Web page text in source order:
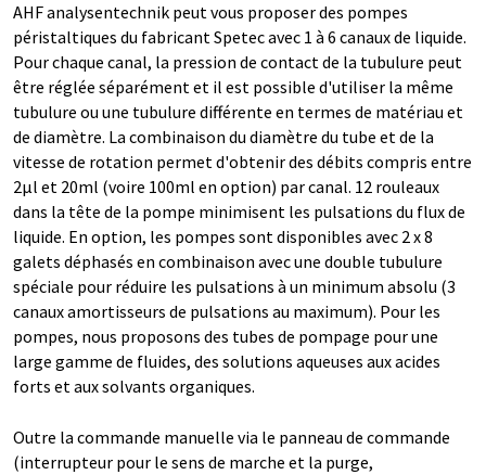
AHF analysentechnik peut vous proposer des pompes
péristaltiques du fabricant Spetec avec 1 à 6 canaux de liquide.
Pour chaque canal, la pression de contact de la tubulure peut
être réglée séparément et il est possible d'utiliser la même
tubulure ou une tubulure différente en termes de matériau et
de diamètre. La combinaison du diamètre du tube et de la
vitesse de rotation permet d'obtenir des débits compris entre
2µl et 20ml (voire 100ml en option) par canal. 12 rouleaux
dans la tête de la pompe minimisent les pulsations du flux de
liquide. En option, les pompes sont disponibles avec 2 x 8
galets déphasés en combinaison avec une double tubulure
spéciale pour réduire les pulsations à un minimum absolu (3
canaux amortisseurs de pulsations au maximum). Pour les
pompes, nous proposons des tubes de pompage pour une
large gamme de fluides, des solutions aqueuses aux acides
forts et aux solvants organiques.
Outre la commande manuelle via le panneau de commande
(interrupteur pour le sens de marche et la purge,